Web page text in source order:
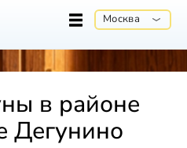
Москва
в районе
Дегунино